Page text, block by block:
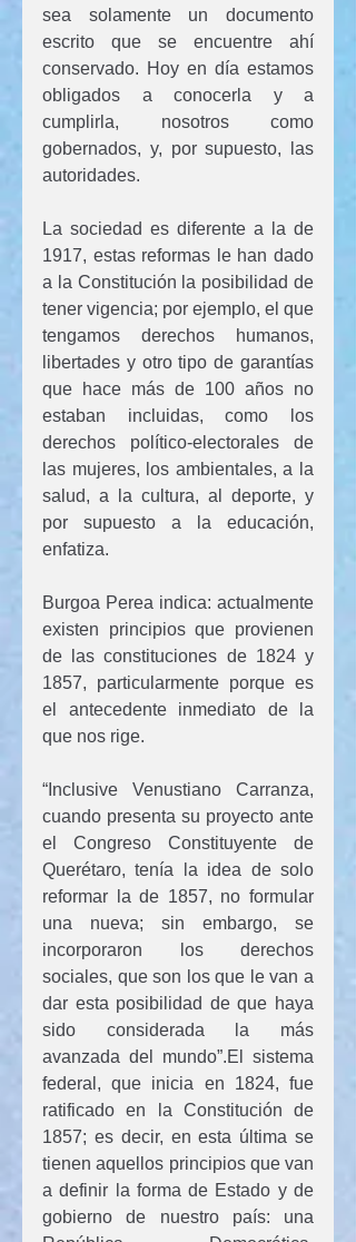
sea solamente un documento
escrito que se encuentre ahí
conservado. Hoy en día estamos
obligados a conocerla y a
cumplirla, nosotros como
gobernados, y, por supuesto, las
autoridades.
La sociedad es diferente a la de
1917, estas reformas le han dado
a la Constitución la posibilidad de
tener vigencia; por ejemplo, el que
tengamos derechos humanos,
libertades y otro tipo de garantías
que hace más de 100 años no
estaban incluidas, como los
derechos político-electorales de
las mujeres, los ambientales, a la
salud, a la cultura, al deporte, y
por supuesto a la educación,
enfatiza.
Burgoa Perea indica: actualmente
existen principios que provienen
de las constituciones de 1824 y
1857, particularmente porque es
el antecedente inmediato de la
que nos rige.
“Inclusive Venustiano Carranza,
cuando presenta su proyecto ante
el Congreso Constituyente de
Querétaro, tenía la idea de solo
reformar la de 1857, no formular
una nueva; sin embargo, se
incorporaron los derechos
sociales, que son los que le van a
dar esta posibilidad de que haya
sido considerada la más
avanzada del mundo”.El sistema
federal, que inicia en 1824, fue
ratificado en la Constitución de
1857; es decir, en esta última se
tienen aquellos principios que van
a definir la forma de Estado y de
gobierno de nuestro país: una